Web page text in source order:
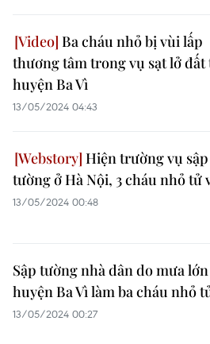
Ba cháu nhỏ bị vùi lấp
thương tâm trong vụ sạt lở đất
huyện Ba Vì
13/05/2024 04:43
Hiện trường vụ
tường ở Hà Nội, 3 cháu nhỏ tử
13/05/2024 00:48
Sập tường nhà dân do mưa
huyện Ba Vì làm ba cháu nhỏ
13/05/2024 00:27